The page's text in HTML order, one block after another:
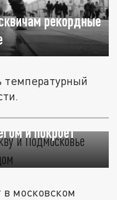
рекордные
температурный
и
и покроет
в московском